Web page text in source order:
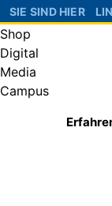
SIE SIND HIER
Shop
Digital
Media
Campus